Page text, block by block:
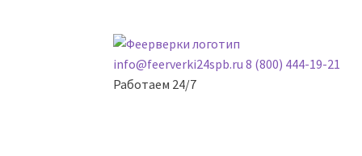
Skip
to
navigation
Skip
to
content
info@feerverki24spb.ru8 (800) 444-19-21
Работаем 24/7